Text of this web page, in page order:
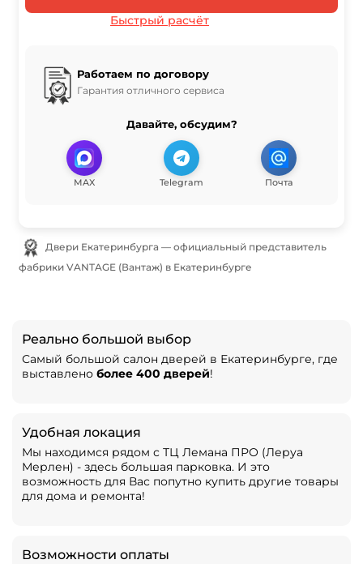
Быстрый расчёт
Работаем по договору
Гарантия отличного сервиса
Давайте, обсудим?
MAX Telegram Почта
фабрики VANTAGE (Вантаж) в Екатеринбурге
Реально большой выбор
Самый большой салон дверей в Екатеринбурге, где
выставлено более 400 дверей!
Удобная локация
Мы находимся рядом с ТЦ Лемана ПРО (Леруа
Мерлен) - здесь большая парковка. И это
возможность для Вас попутно купить другие товары
для дома и ремонта!
Возможности оплаты